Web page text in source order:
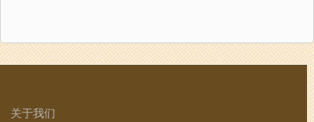
关于我们